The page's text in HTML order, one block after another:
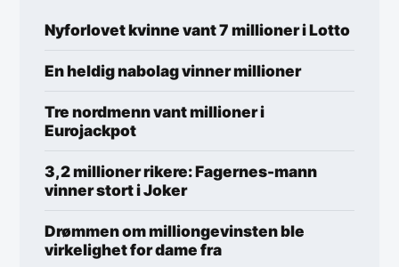
Nyforlovet kvinne vant 7 millioner i Lotto
En heldig nabolag vinner millioner
Tre nordmenn vant millioner i
Eurojackpot
3,2 millioner rikere: Fagernes-mann
vinner stort i Joker
Drømmen om milliongevinsten ble
virkelighet for dame fra